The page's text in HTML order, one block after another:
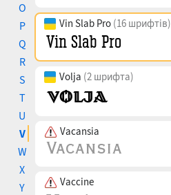
O
P
Q
R
S
T
U
V
W
X
Y
Vin Slab Pro (16 шрифтів)
Volja (2 шрифта)
Vacansia
Vaccine